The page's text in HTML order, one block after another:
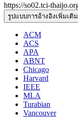
https://so02.tci-
รูปแบบการอ้างอิงเพิ่มเติม
ACM
ACS
APA
ABNT
Chicago
Harvard
IEEE
MLA
Turabian
Vancouver